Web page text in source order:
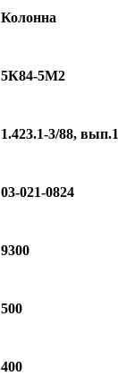
Колонна
5К84-5М2
1.423.1-3/88, вып.1
03-021-0824
9300
500
400